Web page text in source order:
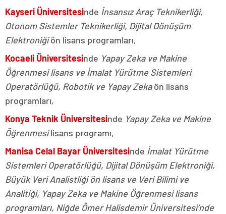
Kayseri Üniversitesinde İnsansız Araç Teknikerliği,
Otonom Sistemler Teknikerliği, Dijital Dönüşüm
Elektroniğiön lisans programları,
Kocaeli Üniversitesinde Yapay Zeka ve Makine
Öğrenmesi lisans ve İmalat Yürütme Sistemleri
Operatörlüğü, Robotik ve Yapay Zekaön lisans
programları,
Konya Teknik Üniversitesinde Yapay Zeka ve Makine
Öğrenmesilisans programı,
Manisa Celal Bayar Üniversitesinde İmalat Yürütme
Sistemleri Operatörlüğü, Dijital Dönüşüm Elektroniği,
Büyük Veri Analistliği ön lisans ve Veri Bilimi ve
Analitiği, Yapay Zeka ve Makine Öğrenmesi lisans
programları, Niğde Ömer Halisdemir Üniversitesi’nde